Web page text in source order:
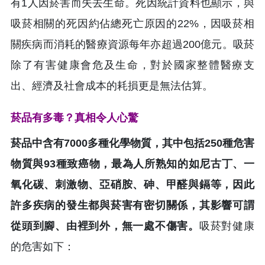
有1人因菸害而失去生命。死因統計資料也顯示，與
吸菸相關的死因約佔總死亡原因的22%，因吸菸相
關疾病而消耗的醫療資源每年亦超過200億元。吸菸
除了有害健康會危及生命，對於國家整體醫療支
出、經濟及社會成本的耗損更是無法估算。
菸品有多毒？真相令人心驚
菸品中含有7000多種化學物質，其中包括250種危害
物質與93種致癌物，最為人所熟知的如尼古丁、一
氧化碳、刺激物、亞硝胺、砷、甲醛與鎘等，因此
許多疾病的發生都與菸害有密切關係，其影響可謂
從頭到腳、由裡到外，無一處不傷害。 吸菸對健康
的危害如下：